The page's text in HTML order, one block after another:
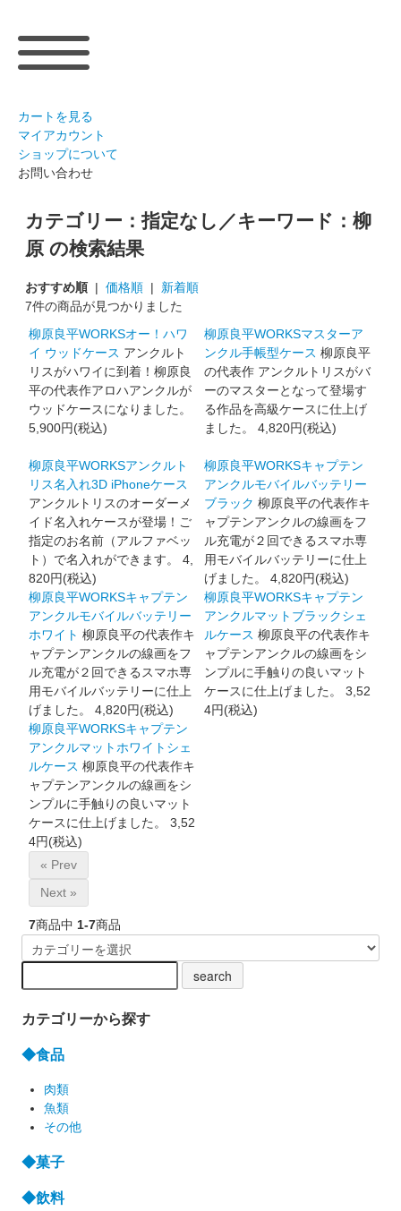
カートを見る
マイアカウント
ショップについて
お問い合わせ
カテゴリー：指定なし／キーワード：柳
原 の検索結果
おすすめ順 |価格順 | 新着順
7件の商品が見つかりました
柳原良平WORKSオー！ハワ
イ ウッドケース アンクルト
リスがハワイに到着！柳原良
平の代表作アロハアンクルが
ウッドケースになりました。
5,900円(税込)
柳原良平WORKSマスターア
ンクル手帳型ケース 柳原良平
の代表作 アンクルトリスがバ
ーのマスターとなって登場す
る作品を高級ケースに仕上げ
ました。 4,820円(税込)
柳原良平WORKSアンクルト
リス名入れ3D iPhoneケース
アンクルトリスのオーダーメ
イド名入れケースが登場！ご
指定のお名前（アルファベッ
ト）で名入れができます。 4,
820円(税込)
柳原良平WORKSキャプテン
アンクルモバイルバッテリー
ブラック 柳原良平の代表作キ
ャプテンアンクルの線画をフ
ル充電が２回できるスマホ専
用モバイルバッテリーに仕上
げました。 4,820円(税込)
柳原良平WORKSキャプテン
アンクルモバイルバッテリー
ホワイト 柳原良平の代表作キ
ャプテンアンクルの線画をフ
ル充電が２回できるスマホ専
用モバイルバッテリーに仕上
げました。 4,820円(税込)
柳原良平WORKSキャプテン
アンクルマットブラックシェ
ルケース 柳原良平の代表作キ
ャプテンアンクルの線画をシ
ンプルに手触りの良いマット
ケースに仕上げました。 3,52
4円(税込)
柳原良平WORKSキャプテン
アンクルマットホワイトシェ
ルケース 柳原良平の代表作キ
ャプテンアンクルの線画をシ
ンプルに手触りの良いマット
ケースに仕上げました。 3,52
4円(税込)
« Prev
Next »
7商品中 1-7商品
カテゴリーから探す
◆食品
肉類
魚類
その他
◆菓子
◆飲料